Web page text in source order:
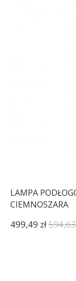
LAMPA
CIEMNOSZARA
499,49 zł